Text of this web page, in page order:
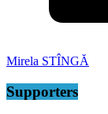
Mirela STÎNGĂ
Supporters